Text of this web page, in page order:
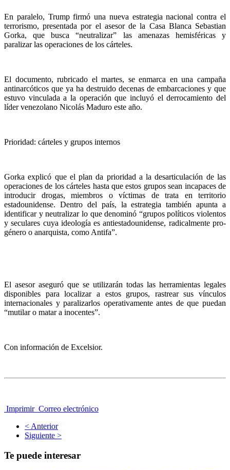
En paralelo, Trump firmó una nueva estrategia nacional contra el
terrorismo, presentada por el asesor de la Casa Blanca Sebastian
Gorka, que busca “neutralizar” las amenazas hemisféricas y
paralizar las operaciones de los cárteles.
El documento, rubricado el martes, se enmarca en una campaña
antinarcóticos que ya ha destruido decenas de embarcaciones y que
estuvo vinculada a la operación que incluyó el derrocamiento del
líder venezolano Nicolás Maduro este año.
Prioridad: cárteles y grupos internos
Gorka explicó que el plan da prioridad a la desarticulación de las
operaciones de los cárteles hasta que estos grupos sean incapaces de
introducir drogas, miembros o víctimas de trata en territorio
estadounidense. Dentro del país, la estrategia también apunta a
identificar y neutralizar lo que denominó “grupos políticos violentos
y seculares cuya ideología es antiestadounidense, radicalmente pro-
género o anarquista, como Antifa”.
El asesor aseguró que se utilizarán todas las herramientas legales
disponibles para localizar a estos grupos, rastrear sus vínculos
internacionales y paralizarlos operativamente antes de que puedan
“mutilar o matar a inocentes”.
Con información de Excelsior.
Imprimir Correo electrónico
< Anterior
Siguiente >
Te puede interesar